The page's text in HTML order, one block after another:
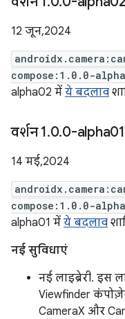
12 जून, 2024
compose:1.0.0-
alpha02 में ये बदलाव
वर्शन 1.0.0-alpha01
14 मई, 2024
compose:1.0.0-
alpha01 में ये बदलाव
नई सुविधाएं
नई लाइब्रेरी. इस
Viewfinder
CameraX और